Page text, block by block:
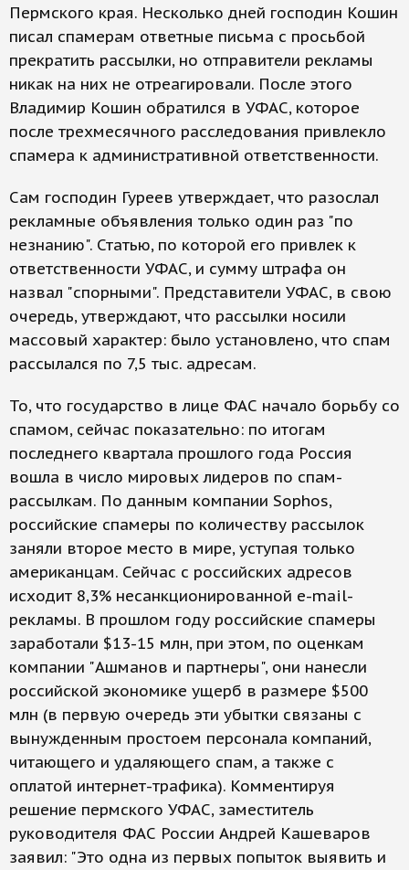
Пермского края. Несколько дней господин Кошин
писал спамерам ответные письма с просьбой
прекратить рассылки, но отправители рекламы
никак на них не отреагировали. После этого
Владимир Кошин обратился в УФАС, которое
после трехмесячного расследования привлекло
спамера к административной ответственности.
Сам господин Гуреев утверждает, что разослал
рекламные объявления только один раз "по
незнанию". Статью, по которой его привлек к
ответственности УФАС, и сумму штрафа он
назвал "спорными". Представители УФАС, в свою
очередь, утверждают, что рассылки носили
массовый характер: было установлено, что спам
рассылался по 7,5 тыс. адресам.
То, что государство в лице ФАС начало борьбу со
спамом, сейчас показательно: по итогам
последнего квартала прошлого года Россия
вошла в число мировых лидеров по спам-
рассылкам. По данным компании Sophos,
российские спамеры по количеству рассылок
заняли второе место в мире, уступая только
американцам. Сейчас с российских адресов
исходит 8,3% несанкционированной e-mail-
рекламы. В прошлом году российские спамеры
заработали $13-15 млн, при этом, по оценкам
компании "Ашманов и партнеры", они нанесли
российской экономике ущерб в размере $500
млн (в первую очередь эти убытки связаны с
вынужденным простоем персонала компаний,
читающего и удаляющего спам, а также с
оплатой интернет-трафика). Комментируя
решение пермского УФАС, заместитель
руководителя ФАС России Андрей Кашеваров
заявил: "Это одна из первых попыток выявить и